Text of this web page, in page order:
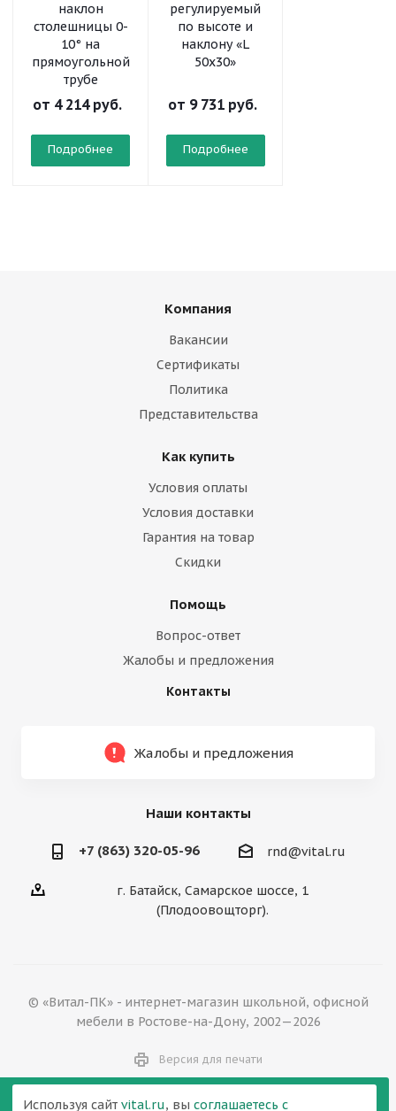
наклон
столешницы 0-
10° на
прямоугольной
трубе
от 4 214 руб.
Подробнее
регулируемый
по высоте и
наклону «L
50x30»
от 9 731 руб.
Подробнее
Компания
Вакансии
Сертификаты
Политика
Представительства
Как купить
Условия оплаты
Условия доставки
Гарантия на товар
Скидки
Помощь
Вопрос-ответ
Жалобы и предложения
Контакты
Жалобы и предложения
Наши контакты
+7 (863) 320-05-96 rnd@vital.ru
г. Батайск, Самарское шоссе, 1
(Плодоовощторг).
© «Витал-ПК» - интернет-магазин школьной, офисной
мебели в Ростове-на-Дону, 2002—2026
Версия для печати
Используя сайт vital.ru, вы соглашаетесь с